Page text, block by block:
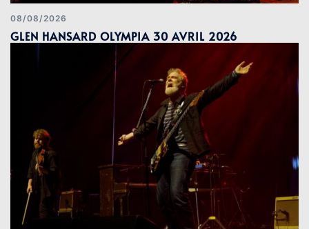
08/08/2026
GLEN HANSARD OLYMPIA 30 AVRIL 2026